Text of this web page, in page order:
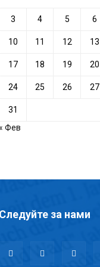
3 4 5 6
10 11 12 13
17 18 19 20
24 25 26 27
31
Фев
Следуйте за нами